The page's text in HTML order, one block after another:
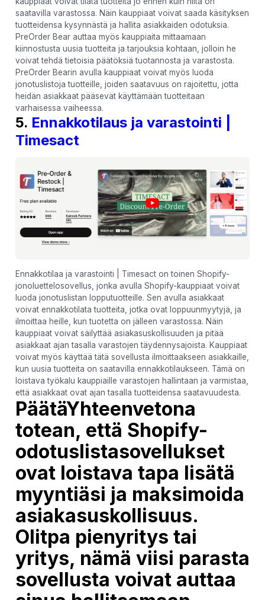
saatavilla varastossa. Näin kauppiaat voivat saada käsityksen
tuotteidensa kysynnästä ja hallita asiakkaiden odotuksia.
PreOrder Bear auttaa myös kauppiaita mittaamaan
kiinnostusta uusia tuotteita ja tarjouksia kohtaan, jolloin he
voivat tehdä tietoisia päätöksiä tuotannosta ja varastosta.
PreOrder Bearin avulla kauppiaat voivat myös luoda
jonotuslistoja tuotteille, joiden saatavuus on rajoitettu, jotta
heidän asiakkaat pääsevät käyttämään tuotteitaan
varhaisessa vaiheessa.
5. Ennakkotilaus ja varastointi |
Timesact
Ennakkotilaa ja varastointi | Timesact on toinen Shopify-
jonoluettelosovellus, jonka avulla Shopify-kauppiaat voivat
luoda jonotuslistan lopputuotteille. Sen avulla asiakkaat
voivat ennakkotilata tuotteita, jotka ovat loppuunmyytyjä, ja
ilmoittaa heille, kun tuotetta on jälleen varastossa. Näin
kauppiaat voivat säilyttää asiakasuskollisuuden ja pitää
asiakkaat ajan tasalla varastojen täydennysajoista. Kauppiaat
voivat myös käyttää tätä sovellusta ilmoittaakseen asiakkaille,
kun uusia tuotteita on saatavilla ennakkotilaukseen. Tämä on
loistava työkalu kauppiaille varastojen hallintaan ja varmistaa,
että asiakkaat ovat ajan tasalla tuotteidensa saatavuudesta.
PäätäYhteenvetona
totean, että Shopify-
odotuslistasovellukset
ovat loistava tapa lisätä
myyntiäsi ja maksimoida
asiakasuskollisuus.
Olitpa pienyritys tai
yritys, nämä viisi parasta
sovellusta voivat auttaa